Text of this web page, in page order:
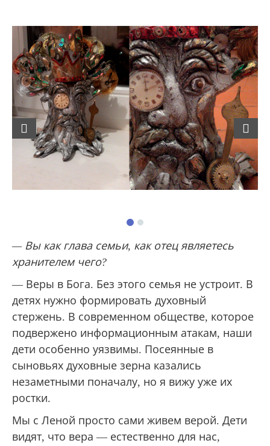
Previous Next
— Вы как глава семьи, как отец являетесь
хранителем чего?
— Веры в Бога. Без этого семья не устроит. В
детях нужно формировать духовный
стержень. В современном обществе, которое
подвержено информационным атакам, наши
дети особенно уязвимы. Посеянные в
сыновьях духовные зерна казались
незаметными поначалу, но я вижу уже их
ростки.
Мы с Леной просто сами живем верой. Дети
видят, что вера — естественно для нас,